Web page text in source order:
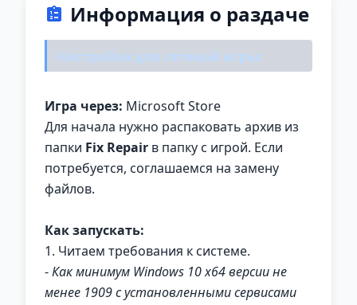
Информация о раздаче
Настройка для сетевой игры:
Игра через: Microsoft Store
Для начала нужно распаковать архив из
папки Fix Repair в папку с игрой. Если
потребуется, соглашаемся на замену
файлов.
Как запускать:
1. Читаем требования к системе.
-Как минимум Windows 10 x64 версии не
менее 1909 с установленными сервисами